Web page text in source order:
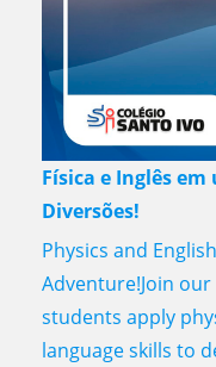
Física e Inglês
Diversões!
Physics and
Adventure!Join
students apply
language skills to